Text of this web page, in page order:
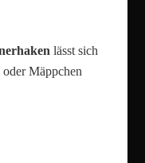
lässt sich
Mäppchen